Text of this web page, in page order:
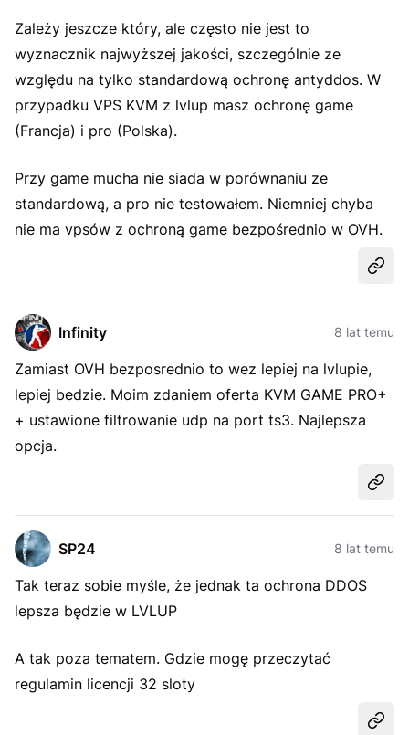
Zależy jeszcze który, ale często nie jest to
wyznacznik najwyższej jakości, szczególnie ze
względu na tylko standardową ochronę antyddos. W
przypadku VPS KVM z lvlup masz ochronę game
(Francja) i pro (Polska).
Przy game mucha nie siada w porównaniu ze
standardową, a pro nie testowałem. Niemniej chyba
nie ma vpsów z ochroną game bezpośrednio w OVH.
Infinity 8 lat temu
Zamiast OVH bezposrednio to wez lepiej na lvlupie,
lepiej bedzie. Moim zdaniem oferta KVM GAME PRO+
+ ustawione filtrowanie udp na port ts3. Najlepsza
opcja.
SP24 8 lat temu
Tak teraz sobie myśle, że jednak ta ochrona DDOS
lepsza będzie w LVLUP
A tak poza tematem. Gdzie mogę przeczytać
regulamin licencji 32 sloty